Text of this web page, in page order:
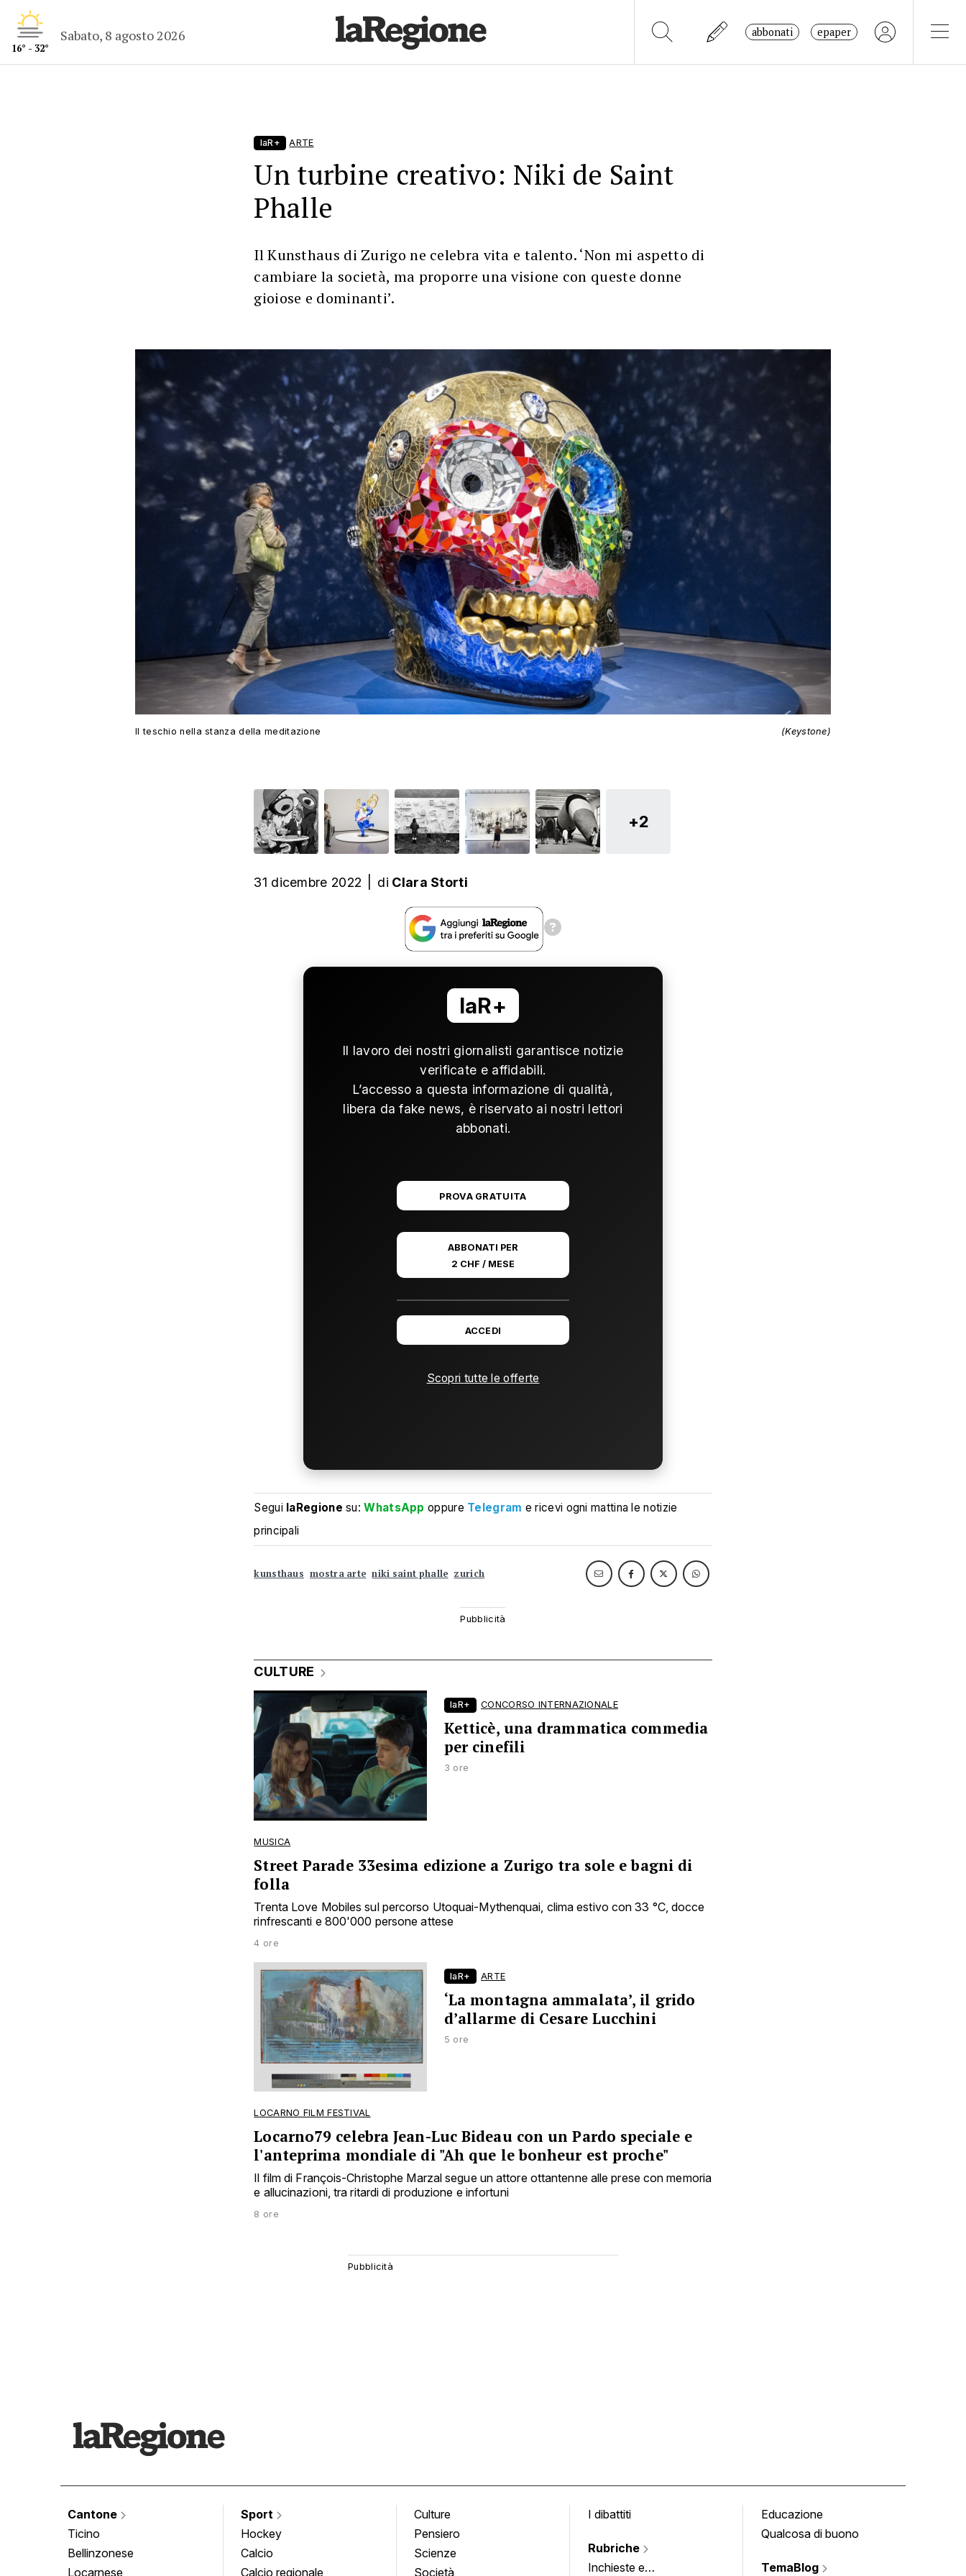
16° - 32°
Sabato, 8 agosto 2026 abbonati epaper
laR+ ARTE
Un turbine creativo: Niki de Saint
Phalle
Il Kunsthaus di Zurigo ne celebra vita e talento. ‘Non mi aspetto di
cambiare la società, ma proporre una visione con queste donne
gioiose e dominanti’.
Il teschio nella stanza della meditazione (Keystone)
+2
31 dicembre 2022 di Clara Storti
laR+
Il lavoro dei nostri giornalisti garantisce notizie
verificate e affidabili.
L’accesso a questa informazione di qualità,
libera da fake news, è riservato ai nostri lettori
abbonati.
PROVA GRATUITA
ABBONATI PER
2 CHF / MESE
ACCEDI
Scopri tutte le offerte
Segui laRegione su:WhatsApp oppure Telegram e ricevi ogni mattina le notizie
principali
kunsthaus mostra arte niki saint phalle zurich
CULTURE
laR+ CONCORSO INTERNAZIONALE
Ketticè, una drammatica commedia
per cinefili
3 ore
MUSICA
Street Parade 33esima edizione a Zurigo tra sole e bagni di
folla
Trenta Love Mobiles sul percorso Utoquai-Mythenquai, clima estivo con 33 °C, docce
rinfrescanti e 800'000 persone attese
4 ore
laR+ ARTE
‘La montagna ammalata’, il grido
d’allarme di Cesare Lucchini
5 ore
LOCARNO FILM FESTIVAL
Locarno79 celebra Jean-Luc Bideau con un Pardo speciale e
l'anteprima mondiale di "Ah que le bonheur est proche"
Il film di François-Christophe Marzal segue un attore ottantenne alle prese con memoria
e allucinazioni, tra ritardi di produzione e infortuni
8 ore
Cantone
Ticino
Bellinzonese
Locarnese
Sport
Hockey
Calcio
Calcio regionale
Culture
Pensiero
Scienze
Società
I dibattiti
Rubriche
Inchieste e
Educazione
Qualcosa di buono
TemaBlog